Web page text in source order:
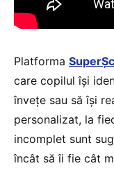
Platforma
care copilul își
învețe sau să își
personalizat, la
incomplet sunt
încât să îi fie cât